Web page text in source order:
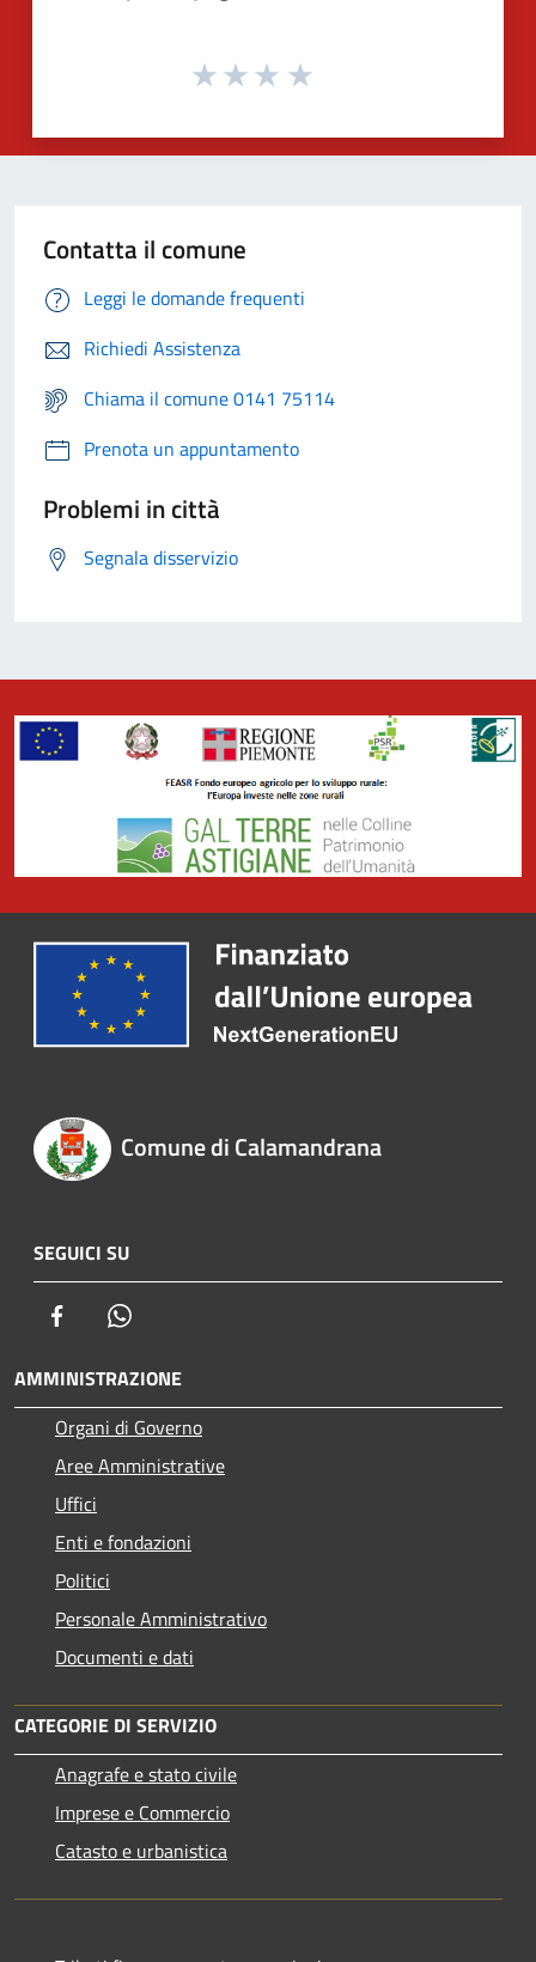
Contatta il comune
Leggi le domande frequenti
Richiedi Assistenza
Chiama il comune 0141 75114
Prenota un appuntamento
Problemi in città
Segnala disservizio
Comune di Calamandrana
SEGUICI SU
Facebook
AMMINISTRAZIONE
Organi di Governo
Aree Amministrative
Uffici
Enti e fondazioni
Politici
Personale Amministrativo
Documenti e dati
CATEGORIE DI SERVIZIO
Anagrafe e stato civile
Imprese e Commercio
Catasto e urbanistica